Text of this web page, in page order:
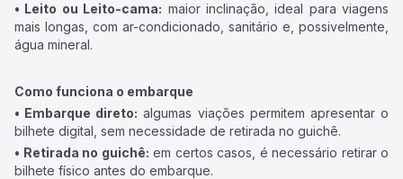
• Leito ou Leito-cama: maior inclinação, ideal para viagens
mais longas, com ar-condicionado, sanitário e, possivelmente,
água mineral.
Como funciona o embarque
• Embarque direto: algumas viações permitem apresentar o
bilhete digital, sem necessidade de retirada no guichê.
• Retirada no guichê: em certos casos, é necessário retirar o
bilhete físico antes do embarque.